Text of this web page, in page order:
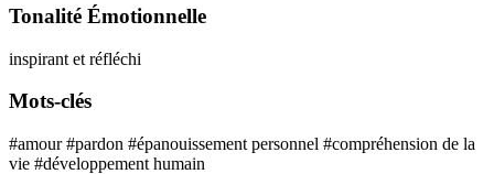
Tonalité Émotionnelle
inspirant et réfléchi
Mots-clés
#amour#pardon #épanouissement personnel #compréhension de la
vie #développement humain